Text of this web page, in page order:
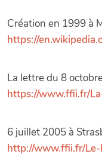
Création en 1999 à
https://
La lettre du 8
https://www.ffii.fr/
6 juillet 2005 à
http://www.ffii.fr/